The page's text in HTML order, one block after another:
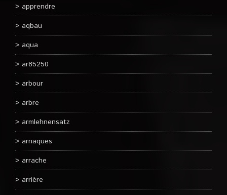
apprendre
aqbau
aqua
ar85250
arbour
arbre
armlehnensatz
arnaques
arrache
arrière